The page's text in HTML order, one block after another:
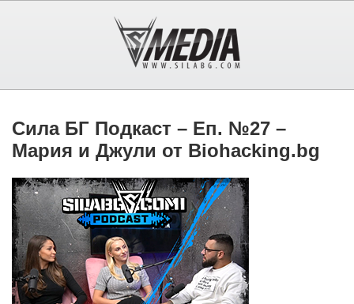
Сила БГ Подкаст – Еп. №27 –
Мария и Джули от Biohacking.bg